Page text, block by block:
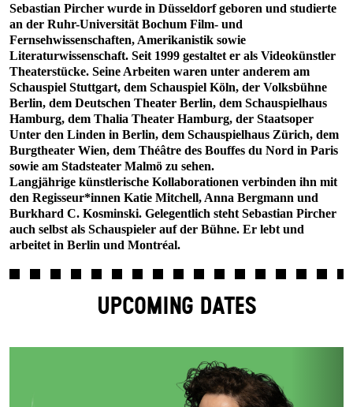
Sebastian Pircher wurde in Düsseldorf geboren und studierte
an der Ruhr-Universität Bochum Film- und
Fernsehwissenschaften, Amerikanistik sowie
Literaturwissenschaft. Seit 1999 gestaltet er als Videokünstler
Theaterstücke. Seine Arbeiten waren unter anderem am
Schauspiel Stuttgart, dem Schauspiel Köln, der Volksbühne
Berlin, dem Deutschen Theater Berlin, dem Schauspielhaus
Hamburg, dem Thalia Theater Hamburg, der Staatsoper
Unter den Linden in Berlin, dem Schauspielhaus Zürich, dem
Burgtheater Wien, dem Théâtre des Bouffes du Nord in Paris
sowie am Stadsteater Malmö zu sehen.
Langjährige künstlerische Kollaborationen verbinden ihn mit
den Regisseur*innen Katie Mitchell, Anna Bergmann und
Burkhard C. Kosminski. Gelegentlich steht Sebastian Pircher
auch selbst als Schauspieler auf der Bühne. Er lebt und
arbeitet in Berlin und Montréal.
UPCOMING DATES